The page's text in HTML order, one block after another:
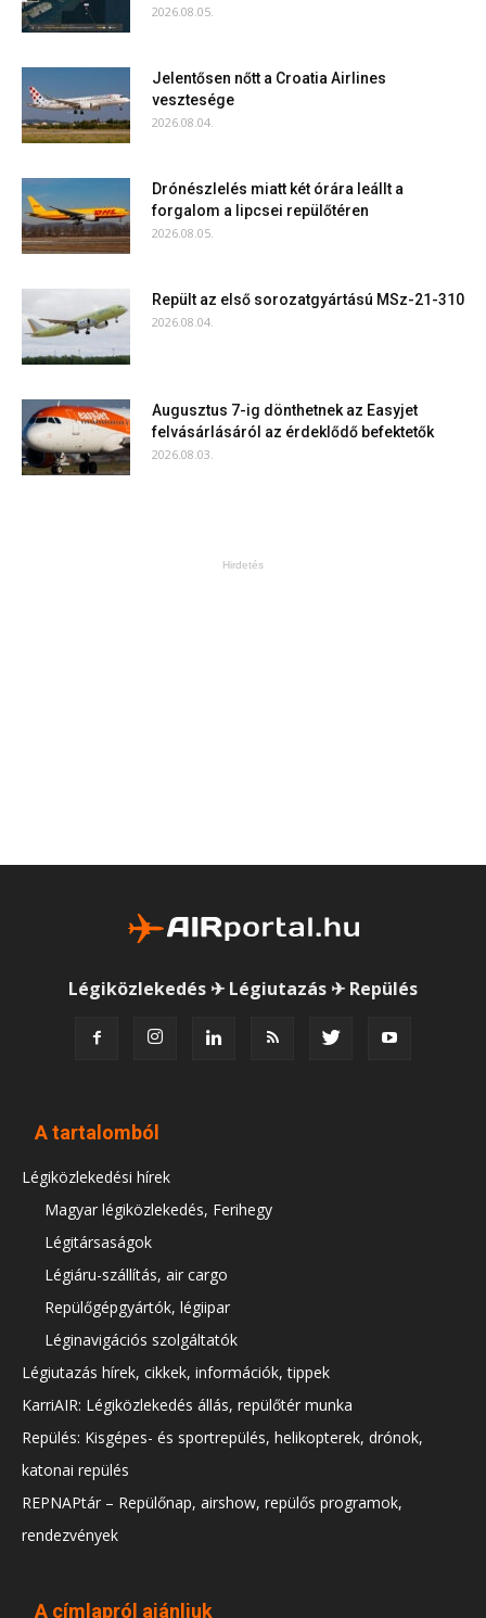
2026.08.05.
Jelentősen nőtt a Croatia Airlines
vesztesége
2026.08.04.
Drónészlelés miatt két órára leállt a
forgalom a lipcsei repülőtéren
2026.08.05.
Repült az első sorozatgyártású MSz-21-310
2026.08.04.
Augusztus 7-ig dönthetnek az Easyjet
felvásárlásáról az érdeklődő befektetők
2026.08.03.
Hirdetés
Légiközlekedés ✈ Légiutazás ✈ Repülés
A tartalomból
Légiközlekedési hírek
Magyar légiközlekedés, Ferihegy
Légitársaságok
Légiáru-szállítás, air cargo
Repülőgépgyártók, légiipar
Léginavigációs szolgáltatók
Légiutazás hírek, cikkek, információk, tippek
KarriAIR: Légiközlekedés állás, repülőtér munka
Repülés: Kisgépes- és sportrepülés, helikopterek, drónok,
katonai repülés
REPNAPtár – Repülőnap, airshow, repülős programok,
rendezvények
A címlapról ajánljuk